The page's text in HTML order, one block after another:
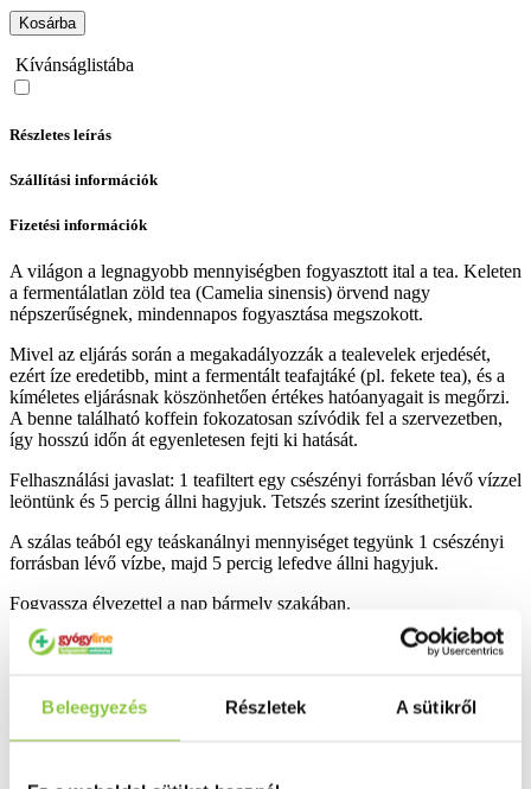
Beleegyezés Részletek A sütikről
Kosárba
Kívánságlistába
Részletes leírás
Szállítási információk
Fizetési információk
A világon a legnagyobb mennyiségben fogyasztott ital a tea. Keleten
a fermentálatlan zöld tea (Camelia sinensis) örvend nagy
népszerűségnek, mindennapos fogyasztása megszokott.
Mivel az eljárás során a megakadályozzák a tealevelek erjedését,
ezért íze eredetibb, mint a fermentált teafajtáké (pl. fekete tea), és a
kíméletes eljárásnak köszönhetően értékes hatóanyagait is megőrzi.
A benne található koffein fokozatosan szívódik fel a szervezetben,
így hosszú időn át egyenletesen fejti ki hatását.
Felhasználási javaslat: 1 teafiltert egy csészényi forrásban lévő vízzel
leöntünk és 5 percig állni hagyjuk. Tetszés szerint ízesíthetjük.
A szálas teából egy teáskanálnyi mennyiséget tegyünk 1 csészényi
forrásban lévő vízbe, majd 5 percig lefedve állni hagyjuk.
Fogyassza élvezettel a nap bármely szakában.
Főbb összetevők: zöld tea.
Az étrend-kiegészítő nem helyettesíti a kiegyensúlyozott vegyes
étrendet és az egészséges életmódot. Ne lépje túl az ajánlott napi